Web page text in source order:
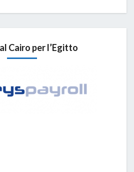
Cairo per l’Egitto